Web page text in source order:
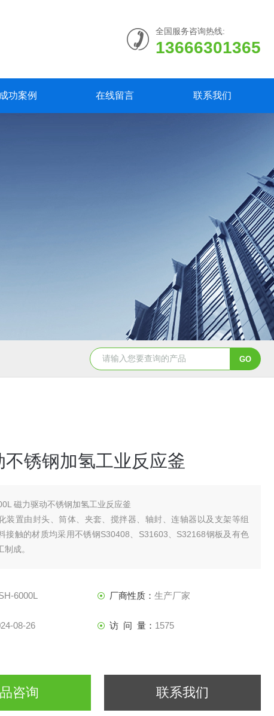
全国服务咨询热线:
13666301365
成功案例 在线留言 联系我们
GSH-0.5L0.5L不锈钢磁力密封聚酯反应釜
不锈钢加氢工业反应釜
磁力驱动不锈钢加氢工业反应釜
装置由封头、筒体、夹套、搅拌器、轴封、连轴器以及支架等组
接触的材质均采用不锈钢S30408、S31603、S32168钢板及有色
成。
6000L 厂商性质： 生产厂家
08-26 访 问 量： 1575
咨询 联系我们